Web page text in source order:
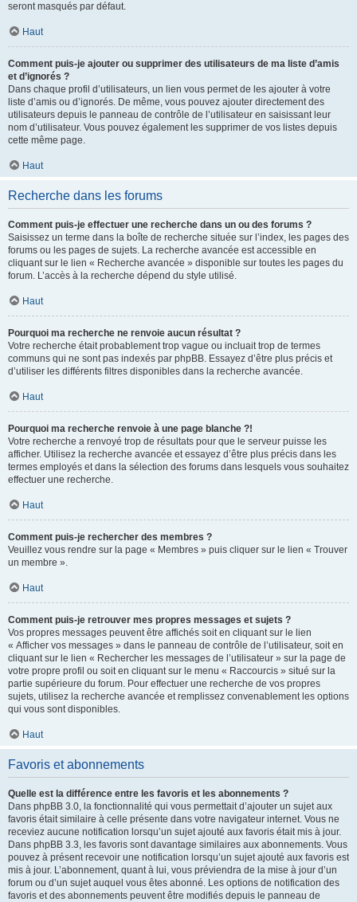
seront masqués par défaut.
Haut
Comment puis-je ajouter ou supprimer des utilisateurs de ma liste d’amis
et d’ignorés ?
Dans chaque profil d’utilisateurs, un lien vous permet de les ajouter à votre
liste d’amis ou d’ignorés. De même, vous pouvez ajouter directement des
utilisateurs depuis le panneau de contrôle de l’utilisateur en saisissant leur
nom d’utilisateur. Vous pouvez également les supprimer de vos listes depuis
cette même page.
Haut
Recherche dans les forums
Comment puis-je effectuer une recherche dans un ou des forums ?
Saisissez un terme dans la boîte de recherche située sur l’index, les pages des
forums ou les pages de sujets. La recherche avancée est accessible en
cliquant sur le lien « Recherche avancée » disponible sur toutes les pages du
forum. L’accès à la recherche dépend du style utilisé.
Haut
Pourquoi ma recherche ne renvoie aucun résultat ?
Votre recherche était probablement trop vague ou incluait trop de termes
communs qui ne sont pas indexés par phpBB. Essayez d’être plus précis et
d’utiliser les différents filtres disponibles dans la recherche avancée.
Haut
Pourquoi ma recherche renvoie à une page blanche ?!
Votre recherche a renvoyé trop de résultats pour que le serveur puisse les
afficher. Utilisez la recherche avancée et essayez d’être plus précis dans les
termes employés et dans la sélection des forums dans lesquels vous souhaitez
effectuer une recherche.
Haut
Comment puis-je rechercher des membres ?
Veuillez vous rendre sur la page « Membres » puis cliquer sur le lien « Trouver
un membre ».
Haut
Comment puis-je retrouver mes propres messages et sujets ?
Vos propres messages peuvent être affichés soit en cliquant sur le lien
« Afficher vos messages » dans le panneau de contrôle de l’utilisateur, soit en
cliquant sur le lien « Rechercher les messages de l’utilisateur » sur la page de
votre propre profil ou soit en cliquant sur le menu « Raccourcis » situé sur la
partie supérieure du forum. Pour effectuer une recherche de vos propres
sujets, utilisez la recherche avancée et remplissez convenablement les options
qui vous sont disponibles.
Haut
Favoris et abonnements
Quelle est la différence entre les favoris et les abonnements ?
Dans phpBB 3.0, la fonctionnalité qui vous permettait d’ajouter un sujet aux
favoris était similaire à celle présente dans votre navigateur internet. Vous ne
receviez aucune notification lorsqu’un sujet ajouté aux favoris était mis à jour.
Dans phpBB 3.3, les favoris sont davantage similaires aux abonnements. Vous
pouvez à présent recevoir une notification lorsqu’un sujet ajouté aux favoris est
mis à jour. L’abonnement, quant à lui, vous préviendra de la mise à jour d’un
forum ou d’un sujet auquel vous êtes abonné. Les options de notification des
favoris et des abonnements peuvent être modifiés depuis le panneau de